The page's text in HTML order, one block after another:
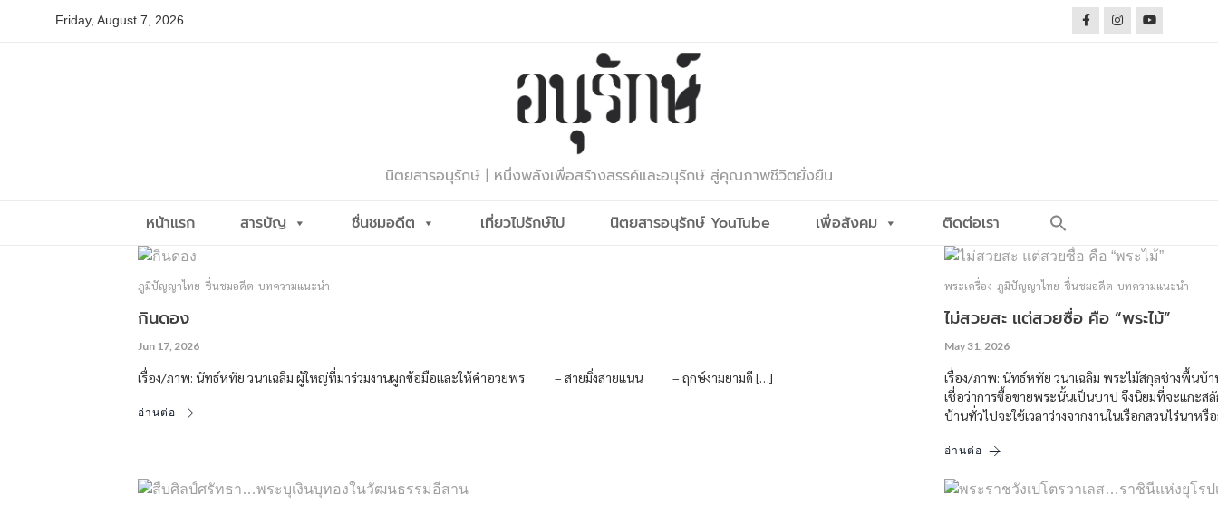
Friday, August 7, 2026
นิตยสารอนุรักษ์ | หนึ่งพลังเพื่อสร้างสรรค์และอนุรักษ์ สู่คุณภาพชีวิตยั่งยืน
หน้าแรก สารบัญ ชื่นชมอดีต เที่ยวไปรักษ์ไป นิตยสารอนุรักษ์ YouTube เพื่อสังคม ติดต่อเรา
ภูมิปัญญาไทย ชื่นชมอดีต บทความแนะนำ
กินดอง
Jun 17, 2026
เรื่อง/ภาพ: นัทธ์หทัย วนาเฉลิม ผู้ใหญ่ที่มาร่วมงานผูกข้อมือและให้คำอวยพร – สายมิ่งสายแนน – ฤกษ์งามยามดี […]
อ่านต่อ
พระเครื่อง ภูมิปัญญาไทย ชื่นชมอดีต บทความแนะนำ
ไม่สวยสะ แต่สวยซื่อ คือ “พระไม้”
May 31, 2026
เรื่อง/ภาพ: นัทธ์หทัย วนาเฉลิม พระไม้สกุลช่างพื้น
เชื่อว่าการซื้อขายพระนั้นเป็นบาป จึงนิยมที่จะแกะส
บ้านทั่วไปจะใช้เวลาว่างจากงานในเรือกสวนไร่นาหรื
อ่านต่อ